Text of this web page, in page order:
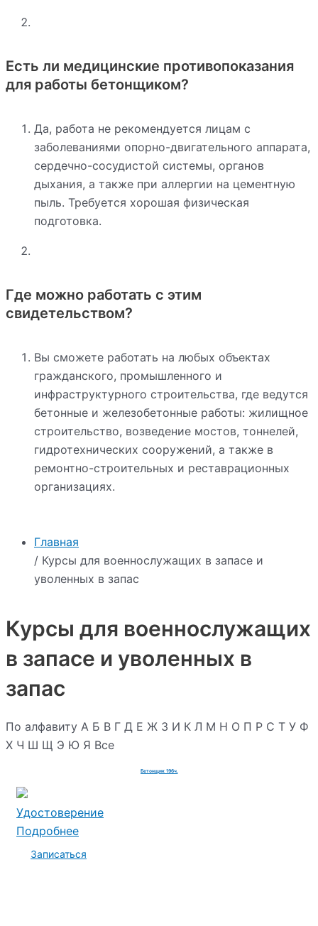
Главная
/ Курсы для военнослужащих в запасе и
уволенных в запас
Курсы для военнослужащих
в запасе и уволенных в
запас
По алфавиту А Б В Г Д Е Ж З И К Л М Н О П Р С Т У Ф
Х Ч Ш Щ Э Ю Я Все
Бетонщик 196ч.
Удостоверение
Подробнее
Записаться
Есть ли медицинские противопоказания
для работы бетонщиком?
Да, работа не рекомендуется лицам с
заболеваниями опорно-двигательного аппарата,
сердечно-сосудистой системы, органов
дыхания, а также при аллергии на цементную
пыль. Требуется хорошая физическая
подготовка.
Где можно работать с этим
свидетельством?
Вы сможете работать на любых объектах
гражданского, промышленного и
инфраструктурного строительства, где ведутся
бетонные и железобетонные работы: жилищное
строительство, возведение мостов, тоннелей,
гидротехнических сооружений, а также в
ремонтно-строительных и реставрационных
организациях.